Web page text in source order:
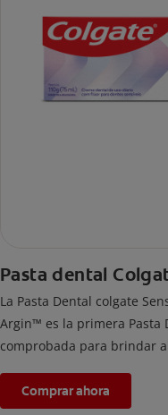
Pasta dental
La Pasta Dental colgate
Argin™ es la primera Pasta
comprobada para brindar
Comprar ahora